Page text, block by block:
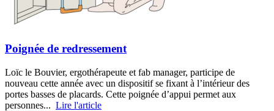
Poignée de redressement
Loïc le Bouvier, ergothérapeute et fab manager, participe de
nouveau cette année avec un dispositif se fixant à l’intérieur des
portes basses de placards. Cette poignée d’appui permet aux
personnes... Lire l'article